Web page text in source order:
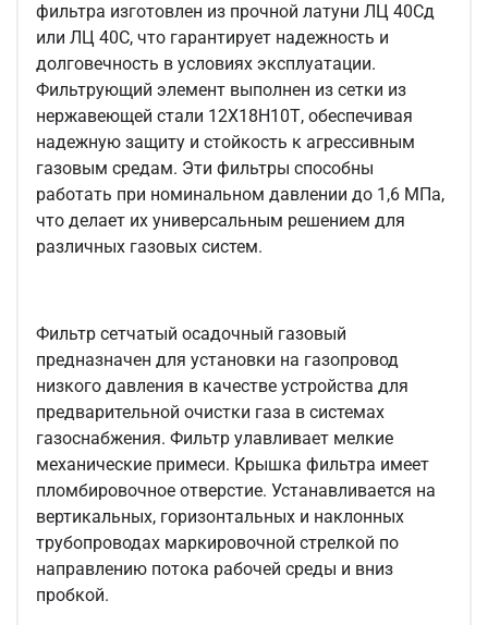
фильтра изготовлен из прочной латуни ЛЦ 40Сд
или ЛЦ 40С, что гарантирует надежность и
долговечность в условиях эксплуатации.
Фильтрующий элемент выполнен из сетки из
нержавеющей стали 12Х18Н10Т, обеспечивая
надежную защиту и стойкость к агрессивным
газовым средам. Эти фильтры способны
работать при номинальном давлении до 1,6 МПа,
что делает их универсальным решением для
различных газовых систем.
Фильтр сетчатый осадочный газовый
предназначен для установки на газопровод
низкого давления в качестве устройства для
предварительной очистки газа в системах
газоснабжения. Фильтр улавливает мелкие
механические примеси. Крышка фильтра имеет
пломбировочное отверстие. Устанавливается на
вертикальных, горизонтальных и наклонных
трубопроводах маркировочной стрелкой по
направлению потока рабочей среды и вниз
пробкой.